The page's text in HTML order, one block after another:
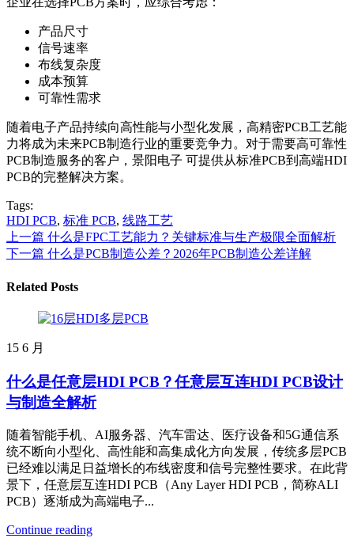
产品尺寸
信号速率
布线复杂度
成本预算
可靠性需求
随着电子产品持续向高性能与小型化发展，高精密PCB工艺能
力将成为未来PCB制造行业的重要竞争力。对于需要高可靠性
PCB制造服务的客户，景阳电子 可提供从标准PCB到高端HDI
PCB的完整解决方案。
Tags:
HDI PCB, 标准 PCB, 线路工艺
上一篇 什么是FPC工艺能力？关键标准与生产极限全面解析
下一篇 什么是PCB制造公差？2026年PCB制造公差详解
Related Posts
15 6 月
什么是任意层HDI PCB？任意层互连HDI PCB设计
与制造全解析
随着智能手机、AI服务器、汽车雷达、医疗设备和5G通信系
统不断向小型化、高性能和高集成化方向发展，传统多层PCB
已经难以满足日益增长的布线密度和信号完整性要求。在此背
景下，任意层互连HDI PCB（Any Layer HDI PCB，简称ALI
PCB）逐渐成为高端电子...
Continue reading